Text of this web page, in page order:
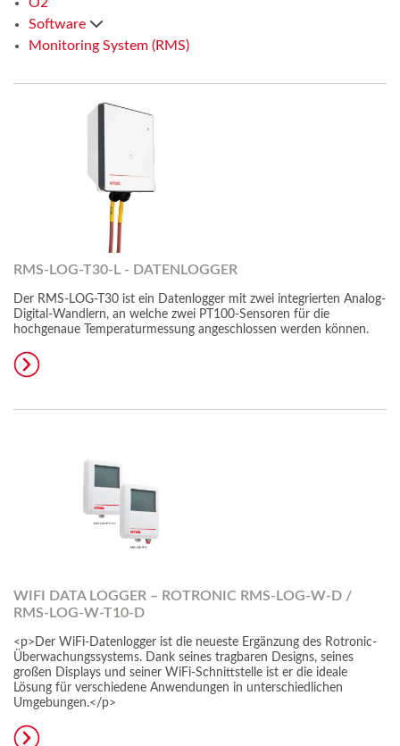
Software
Monitoring System (RMS)
RMS-LOG-T30-L - DATENLOGGER
Der RMS-LOG-T30 ist ein Datenlogger mit zwei integrierten Analog-
Digital-Wandlern, an welche zwei PT100-Sensoren für die
hochgenaue Temperaturmessung angeschlossen werden können.
WIFI DATA LOGGER – ROTRONIC RMS-LOG-W-D /
RMS-LOG-W-T10-D
<p>Der WiFi-Datenlogger ist die neueste Ergänzung des Rotronic-
Überwachungssystems. Dank seines tragbaren Designs, seines
großen Displays und seiner WiFi-Schnittstelle ist er die ideale
Lösung für verschiedene Anwendungen in unterschiedlichen
Umgebungen.</p>